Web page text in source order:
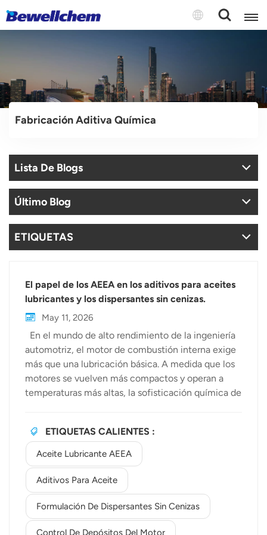
English
Русский
بالعربية
中文
Español
Fabricación Aditiva Química
Lista De Blogs
Último Blog
ETIQUETAS
El papel de los AEEA en los aditivos para aceites
lubricantes y los dispersantes sin cenizas.
May 11, 2026
En el mundo de alto rendimiento de la ingeniería
automotriz, el motor de combustión interna exige
más que una lubricación básica. A medida que los
motores se vuelven más compactos y operan a
temperaturas más altas, la sofisticación química de
secreto para una mayor longevidad del motor
reside en la arquitectura molecular de los aditivos
utilizados. Una de esas moléculas poderosas es la
aminoetiletanolamina, comúnmente conocida
como AEEA. Comprender la química del AEEA en
el aceite lubricante Aceite lubricante AEEA Las
aplicaciones han ganado una tracción significativa
ETIQUETAS CALIENTES :
Aceite Lubricante AEEA
Aditivos Para Aceite
Formulación De Dispersantes Sin Cenizas
Control De Depósitos Del Motor